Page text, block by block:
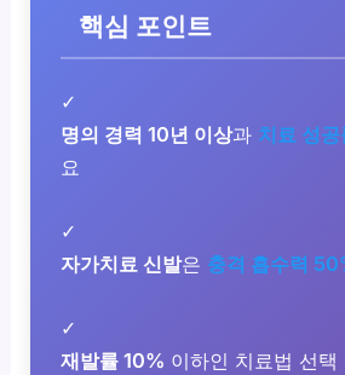
핵심 포인트
✓
명의 경력 10년 이상과 치료 성
요
✓
자가치료 신발은 충격 흡수력
✓
재발률 10% 이하인 치료법 선택